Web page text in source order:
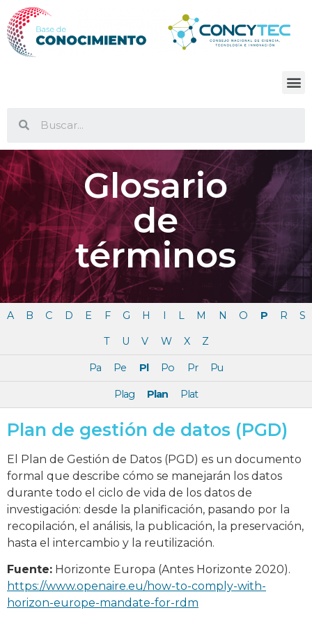
Glosario
de
términos
A B C D E F G H I L M N O P R S
T U V W X Z
Pa Pe Pl Po Pr Pu
Plag Plan Plat
Plan de gestión de datos (PGD)
El Plan de Gestión de Datos (PGD) es un documento
formal que describe cómo se manejarán los datos
durante todo el ciclo de vida de los datos de
investigación: desde la planificación, pasando por la
recopilación, el análisis, la publicación, la preservación,
hasta el intercambio y la reutilización.
Fuente: Horizonte Europa (Antes Horizonte 2020).
https://www.openaire.eu/how-to-comply-with-
horizon-europe-mandate-for-rdm